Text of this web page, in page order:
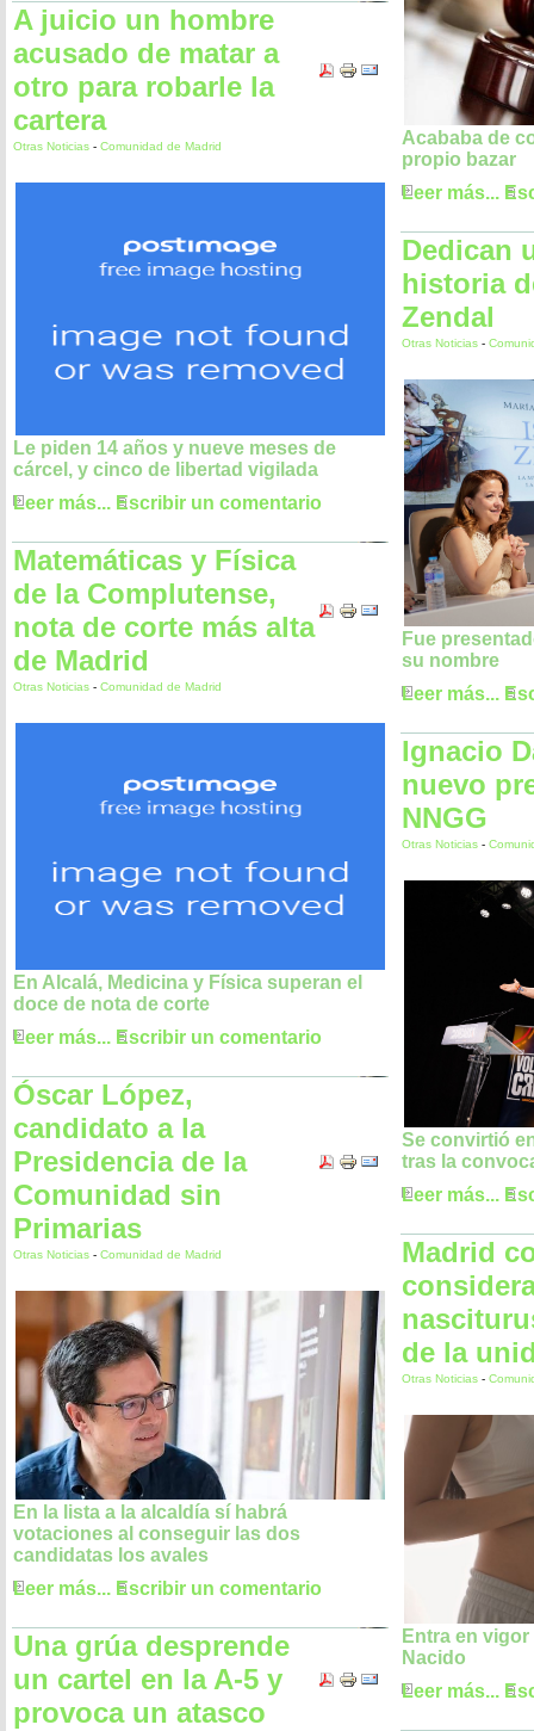
A juicio un hombre
acusado de matar a
otro para robarle la
cartera
Otras Noticias - Comunidad de Madrid
Le piden 14 años y nueve meses de
cárcel, y cinco de libertad vigilada
Leer más... Escribir un comentario
Matemáticas y Física
de la Complutense,
nota de corte más alta
de Madrid
Otras Noticias - Comunidad de Madrid
En Alcalá, Medicina y Física superan el
doce de nota de corte
Leer más... Escribir un comentario
Óscar López,
candidato a la
Presidencia de la
Comunidad sin
Primarias
Otras Noticias - Comunidad de Madrid
En la lista a la alcaldía sí habrá
votaciones al conseguir las dos
candidatas los avales
Leer más... Escribir un comentario
Una grúa desprende
un cartel en la A-5 y
provoca un atasco
Acababa de
propio bazar
Leer más...
Dedican
historia
Zendal
Otras Noticias -
Fue
su nombre
Leer más...
Ignacio
nuevo
NNGG
Otras Noticias -
Se convirtió
tras la
Leer más...
Madrid
de la
Otras Noticias -
Entra en
Nacido
Leer más...